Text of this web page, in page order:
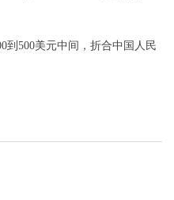
到500美元中间，折合中国人民